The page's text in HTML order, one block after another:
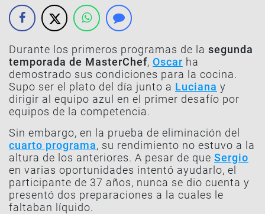
Durante los primeros programas de la segunda
temporada de MasterChef, Oscar ha
demostrado sus condiciones para la cocina.
Supo ser el plato del día junto a Luciana y
dirigir al equipo azul en el primer desafío por
equipos de la competencia.
Sin embargo, en la prueba de eliminación del
cuarto programa, su rendimiento no estuvo a la
altura de los anteriores. A pesar de que Sergio
en varias oportunidades intentó ayudarlo, el
participante de 37 años, nunca se dio cuenta y
presentó dos preparaciones a la cuales le
faltaban líquido.